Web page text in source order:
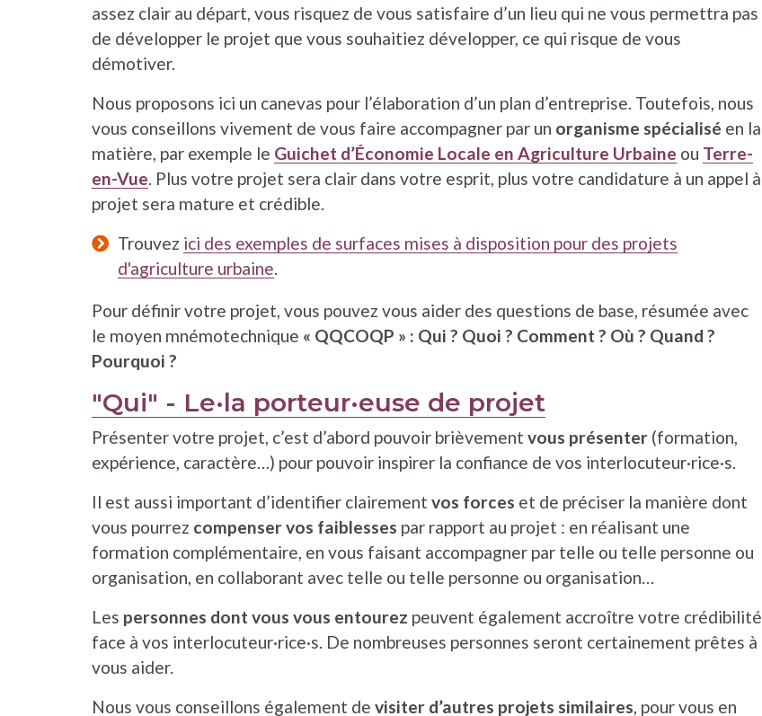
assez clair au départ, vous risquez de vous satisfaire d’un lieu qui ne vous permettra pas
de développer le projet que vous souhaitiez développer, ce qui risque de vous
démotiver.
Nous proposons ici un canevas pour l’élaboration d’un plan d’entreprise. Toutefois, nous
vous conseillons vivement de vous faire accompagner par un organisme spécialisé en la
matière, par exemple le Guichet d’Économie Locale en Agriculture Urbaine ou Terre-
en-Vue. Plus votre projet sera clair dans votre esprit, plus votre candidature à un appel à
projet sera mature et crédible.
Trouvez ici des exemples de surfaces mises à disposition pour des projets
d'agriculture urbaine.
Pour définir votre projet, vous pouvez vous aider des questions de base, résumée avec
le moyen mnémotechnique « QQCOQP » : Qui ? Quoi ? Comment ? Où ? Quand ?
Pourquoi ?
"Qui" - Le·la porteur·euse de projet
Présenter votre projet, c’est d’abord pouvoir brièvement vous présenter (formation,
expérience, caractère…) pour pouvoir inspirer la confiance de vos interlocuteur·rice·s.
Il est aussi important d’identifier clairement vos forces et de préciser la manière dont
vous pourrez compenser vos faiblesses par rapport au projet : en réalisant une
formation complémentaire, en vous faisant accompagner par telle ou telle personne ou
organisation, en collaborant avec telle ou telle personne ou organisation…
Les personnes dont vous vous entourez peuvent également accroître votre crédibilité
face à vos interlocuteur·rice·s. De nombreuses personnes seront certainement prêtes à
vous aider.
Nous vous conseillons également de visiter d’autres projets similaires, pour vous en